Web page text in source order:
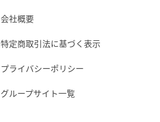
会社概要
特定商取引法に基づく表示
プライバシーポリシー
グループサイト一覧